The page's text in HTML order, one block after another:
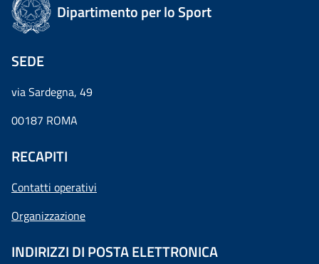
Dipartimento per lo Sport
SEDE
via Sardegna, 49
00187 ROMA
RECAPITI
Contatti operativi
Organizzazione
INDIRIZZI DI POSTA ELETTRONICA